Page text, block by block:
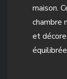
maison.
chambre
et